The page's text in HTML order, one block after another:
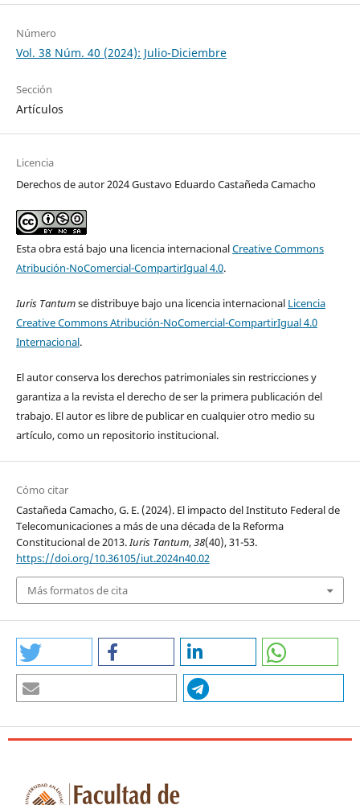
presidente de la República (febrero 5, 2024), Instituto de
Investigaciones Jurídicas, 2024.
Hemerografía
Desarrollo de Infraestructura e Inclusión Digital”, Revista
Internacional de Tecnología, Conocimiento y Sociedad,
CASTAÑEDA, Gustavo, “Rumbo a la autonomía y excelencia
regulatoria del Instituto Federal de Telecomunicaciones”,
Revista de Administración Pública, México, vol. LVII, núm. 2,
2022.
CUEVAS, Adolfo, “Fortalecimiento Institucional del IFT en el
contexto de la pandemia”, Gaceta IFT, México, año VIII,
núm. 27, 2021.
ESTEINOU, Javier, “La reforma constitucional de las
telecomunicaciones y los cambios comunicativos para el
país”, El cotidiano. Revista de la realidad mexicana actual,
México, año. 28, núm. 181, 2013.
ESTEINOU, Javier, “La reforma de las telecomunicaciones y
los cambios comunicativos para el país”, El Cotidiano, núm.
181, 2013.
telecomunicación en México”, Revista Comunicación y
LABARDINI, Adriana, “México: Reforma Constitucional en
materia de Telecomunicaciones, Radiodifusión y
Competencia Económica”, Regulatel, Cartagena, 2013, pp. 1-
10. Disponible en:
https://www.ift.org.mx/sites/default/files/conocenos/pleno/
presentaciones/adriana-sofia-labardini-
de consulta: 1 de agosto de 2024).
Número
Vol. 38 Núm. 40 (2024): Julio-Diciembre
Sección
Artículos
Licencia
Derechos de autor 2024 Gustavo Eduardo Castañeda Camacho
Esta obra está bajo una licencia internacionalCreative Commons
Atribución-NoComercial-CompartirIgual 4.0.
Iuris Tantumse distribuye bajo una licencia internacional Licencia
Creative Commons Atribución-NoComercial-CompartirIgual 4.0
Internacional.
El autor conserva los derechos patrimoniales sin restricciones y
garantiza a la revista el derecho de ser la primera publicación del
trabajo. El autor es libre de publicar en cualquier otro medio su
artículo, como un repositorio institucional.
Cómo citar
Castañeda Camacho, G. E. (2024). El impacto del Instituto Federal de
Telecomunicaciones a más de una década de la Reforma
Constitucional de 2013.Iuris Tantum,38(40), 31-53.
https://doi.org/10.36105/iut.2024n40.02
Más formatos de cita